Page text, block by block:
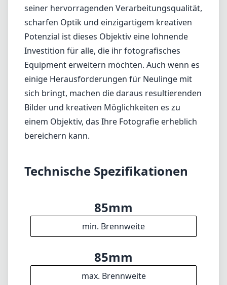
bereichern kann.
Technische Spezifikationen
85mm
min. Brennweite
85mm
f2.8
f2.8
55mm